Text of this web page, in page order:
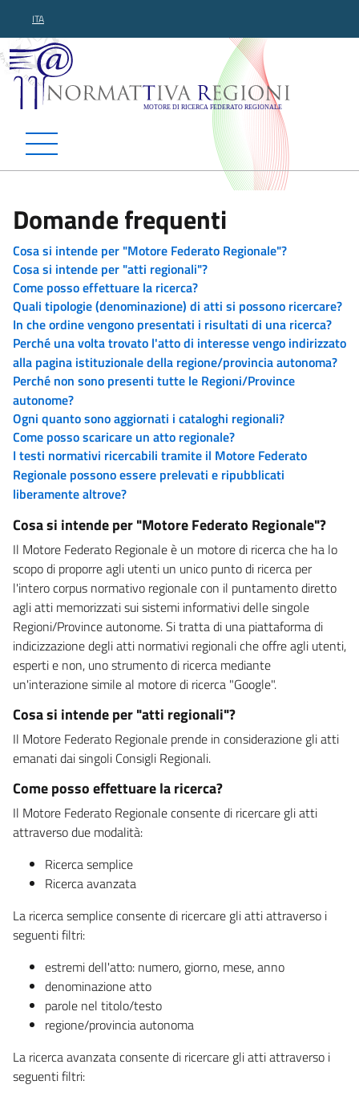
ITA
Normattiva Regioni -
Domande frequenti
Cosa si intende per "Motore Federato Regionale"?
Cosa si intende per "atti regionali"?
Come posso effettuare la ricerca?
Quali tipologie (denominazione) di atti si possono ricercare?
In che ordine vengono presentati i risultati di una ricerca?
Perché una volta trovato l'atto di interesse vengo indirizzato
alla pagina istituzionale della regione/provincia autonoma?
Perché non sono presenti tutte le Regioni/Province
autonome?
Ogni quanto sono aggiornati i cataloghi regionali?
Come posso scaricare un atto regionale?
I testi normativi ricercabili tramite il Motore Federato
Regionale possono essere prelevati e ripubblicati
liberamente altrove?
Cosa si intende per "Motore Federato Regionale"?
Il Motore Federato Regionale è un motore di ricerca che ha lo
scopo di proporre agli utenti un unico punto di ricerca per
l'intero corpus normativo regionale con il puntamento diretto
agli atti memorizzati sui sistemi informativi delle singole
Regioni/Province autonome. Si tratta di una piattaforma di
indicizzazione degli atti normativi regionali che offre agli utenti,
esperti e non, uno strumento di ricerca mediante
un'interazione simile al motore di ricerca "Google".
Cosa si intende per "atti regionali"?
Il Motore Federato Regionale prende in considerazione gli atti
emanati dai singoli Consigli Regionali.
Come posso effettuare la ricerca?
Il Motore Federato Regionale consente di ricercare gli atti
attraverso due modalità:
Ricerca semplice
Ricerca avanzata
La ricerca semplice consente di ricercare gli atti attraverso i
seguenti filtri:
estremi dell'atto: numero, giorno, mese, anno
denominazione atto
parole nel titolo/testo
regione/provincia autonoma
La ricerca avanzata consente di ricercare gli atti attraverso i
seguenti filtri: